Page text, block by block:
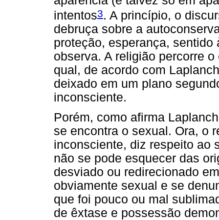
intentos3. A princípio, o
debruça sobre a
proteção, esperança,
observa. A religião percorre
qual, de acordo com
deixado em um plano
inconsciente.
Porém, como afirma
se encontra o sexual. Ora, o
inconsciente, diz respeito ao
não se pode esquecer das
desviado ou redirecionado
obviamente sexual e se
que foi pouco ou mal
de êxtase e possessão